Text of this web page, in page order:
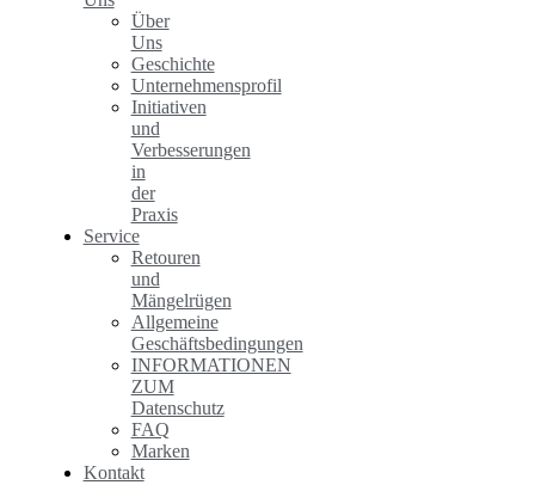
Über
Uns
Geschichte
Unternehmensprofil
Initiativen
und
Verbesserungen
in
der
Praxis
Service
Retouren
und
Mängelrügen
Allgemeine
Geschäftsbedingungen
INFORMATIONEN
ZUM
Datenschutz
FAQ
Marken
Kontakt